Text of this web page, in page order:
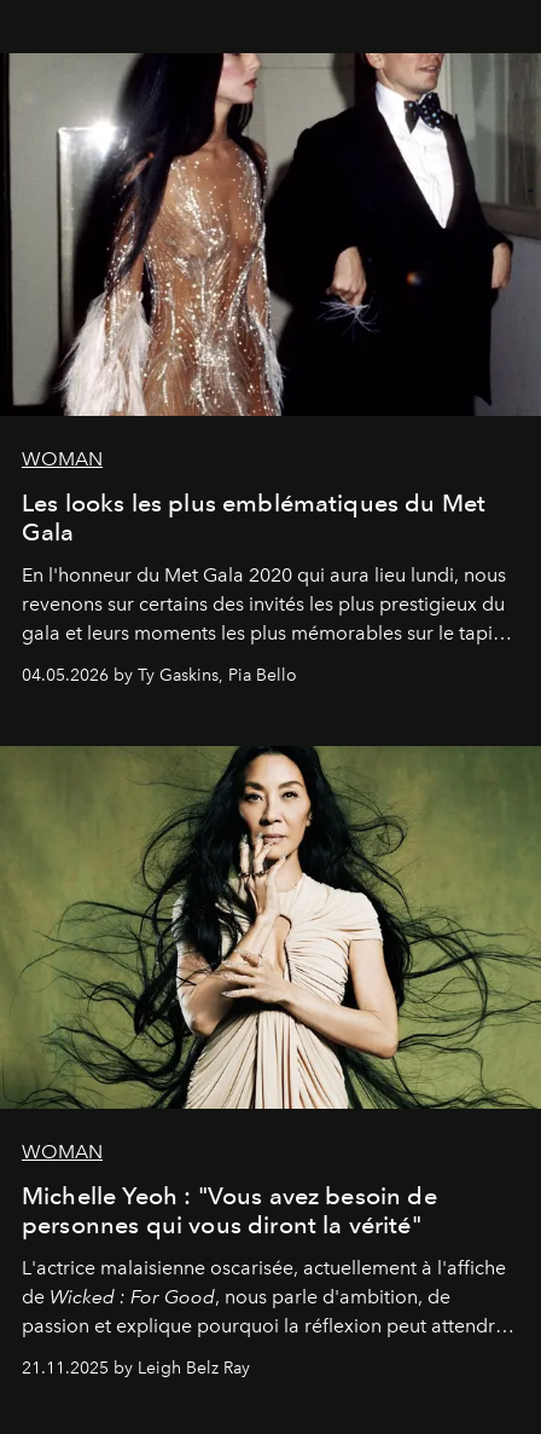
WOMAN
Les looks les plus emblématiques du Met
Gala
En l'honneur du Met Gala 2020 qui aura lieu lundi, nous
revenons sur certains des invités les plus prestigieux du
gala et leurs moments les plus mémorables sur le tapis
04.05.2026 by Ty Gaskins, Pia Bello
WOMAN
Michelle Yeoh : "Vous avez besoin de
personnes qui vous diront la vérité"
L'actrice malaisienne oscarisée, actuellement à l'affiche
de Wicked : For Good, nous parle d'ambition, de
passion et explique pourquoi la réflexion peut attendre.
Elle avoue :
"C'est libérateur d'interpréter un
personnage qui dit : 'C'est mon désir, mon ambition, ma
21.11.2025 by Leigh Belz Ray